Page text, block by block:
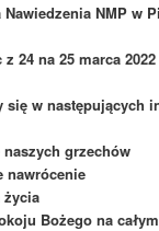
Nawiedzenia NMP w
z 24 na 25 marca
się w następujących
naszych grzechów
nawrócenie
życia
Bożego na